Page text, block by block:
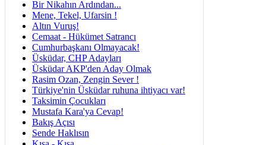
Bir Nikahın Ardından...
Mene, Tekel, Ufarsin !
Altın Vuruş!
Cemaat - Hükümet Satrancı
Cumhurbaşkanı Olmayacak!
Üsküdar, CHP Adayları
Üsküdar AKP'den Aday Olmak
Rasim Ozan, Zengin Sever !
Türkiye'nin Üsküdar ruhuna ihtiyacı var!
Taksimin Çocukları
Mustafa Kara'ya Cevap!
Bakış Açısı
Sende Haklısın